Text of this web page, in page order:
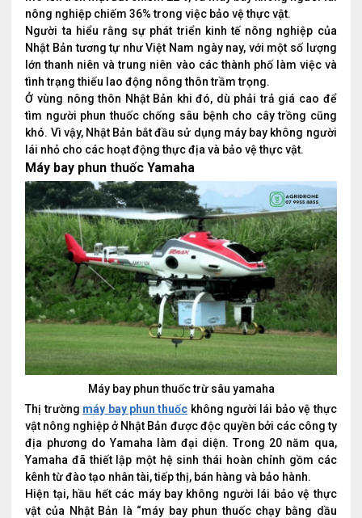
nông nghiệp chiếm 36% trong việc bảo vệ thực vật.
Người ta hiểu rằng sự phát triển kinh tế nông nghiệp của
Nhật Bản tương tự như Việt Nam ngày nay, với một số lượng
lớn thanh niên và trung niên vào các thành phố làm việc và
tình trạng thiếu lao động nông thôn trầm trọng.
Ở vùng nông thôn Nhật Bản khi đó, dù phải trả giá cao để
tìm người phun thuốc chống sâu bệnh cho cây trồng cũng
khó. Vì vậy, Nhật Bản bắt đầu sử dụng máy bay không người
lái nhỏ cho các hoạt động thực địa và bảo vệ thực vật.
Máy bay phun thuốc Yamaha
Máy bay phun thuốc trừ sâu yamaha
Thị trường máy bay phun thuốc không người lái bảo vệ thực
vật nông nghiệp ở Nhật Bản được độc quyền bởi các công ty
địa phương do Yamaha làm đại diện. Trong 20 năm qua,
Yamaha đã thiết lập một hệ sinh thái hoàn chỉnh gồm các
kênh từ đào tạo nhân tài, tiếp thị, bán hàng và bảo hành.
Hiện tại, hầu hết các máy bay không người lái bảo vệ thực
vật của Nhật Bản là “máy bay phun thuốc chạy bằng dầu